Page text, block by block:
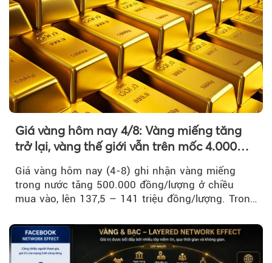
Giá vàng hôm nay 4/8: Vàng miếng tăng
trở lại, vàng thế giới vẫn trên mốc 4.000
Giá vàng hôm nay (4-8) ghi nhận vàng miếng
trong nước tăng 500.000 đồng/lượng ở chiều
mua vào, lên 137,5 – 141 triệu đồng/lượng. Trong
trì trên ngưỡng 4.000 USD/ounce.